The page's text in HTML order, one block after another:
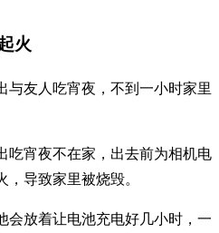
火
与友人吃宵夜，不到一小时家里
吃宵夜不在家，出去前为相机电
导致家里被烧毁。
会放着让电池充电好几小时，一